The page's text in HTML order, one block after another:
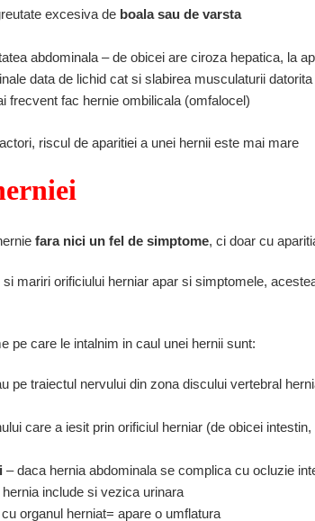
excesiva de boala sau de varsta
abdominala – de obicei are ciroza hepatica, la
data de lichid cat si slabirea musculaturii
frecvent fac hernie ombilicala (omfalocel)
riscul de aparitiei a unei hernii este mai mare
fara nici un fel de simptome, ci doar cu
mariri orificiului herniar apar si simptomele,
pe care le intalnim in caul unei hernii sunt:
pe traiectul nervului din zona discului vertebral
care a iesit prin orificiul herniar (de obicei
– daca hernia abdominala se complica cu ocluzie
include si vezica urinara
organul herniat= apare o umflatura